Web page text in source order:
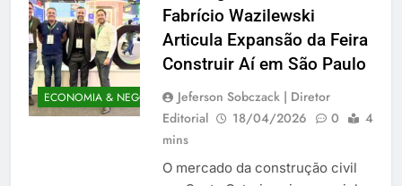
ECONOMIA & NEGÓCIOS
Fabrício Wazilewski
Articula Expansão da Feira
Construir Aí em São Paulo
Jeferson Sobczack | Diretor
Editorial
18/04/2026 0
4
mins
O mercado da construção civil